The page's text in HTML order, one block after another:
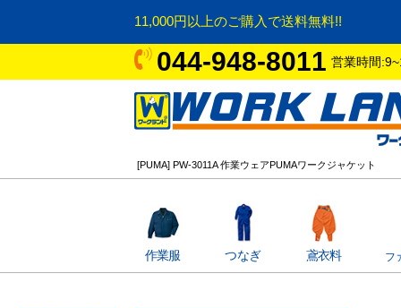
11,000円以上のご購入で送料無料!!
044-948-8011 営業時間
[PUMA] PW-3011A 作業ウェアPUMAワークジャケット
作業服 つなぎ 鳶衣料 フ